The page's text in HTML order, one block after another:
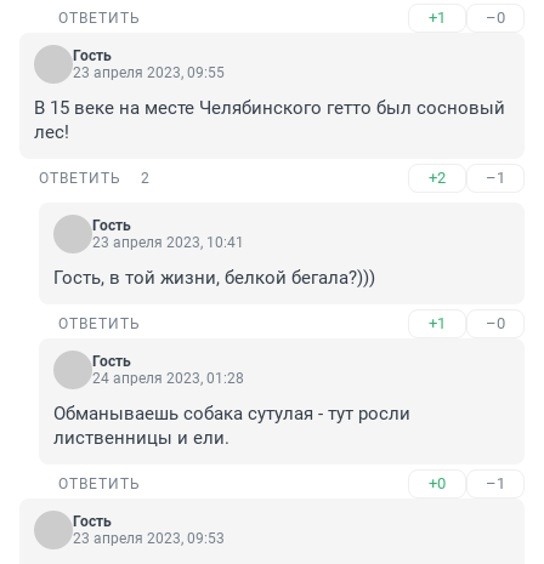
ОТВЕТИТЬ +1 –0
Гость
23 апреля 2023, 09:55
В 15 веке на месте Челябинского гетто был сосновый
лес!
ОТВЕТИТЬ 2 +2 –1
Гость
23 апреля 2023, 10:41
Гость, в той жизни, белкой бегала?)))
ОТВЕТИТЬ +1 –0
Гость
24 апреля 2023, 01:28
Обманываешь собака сутулая - тут росли
лиственницы и ели.
ОТВЕТИТЬ +0 –1
Гость
23 апреля 2023, 09:53